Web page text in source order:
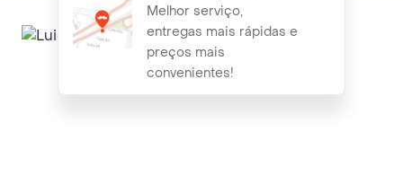
Melhor serviço,
entregas mais rápidas e
preços mais
convenientes!